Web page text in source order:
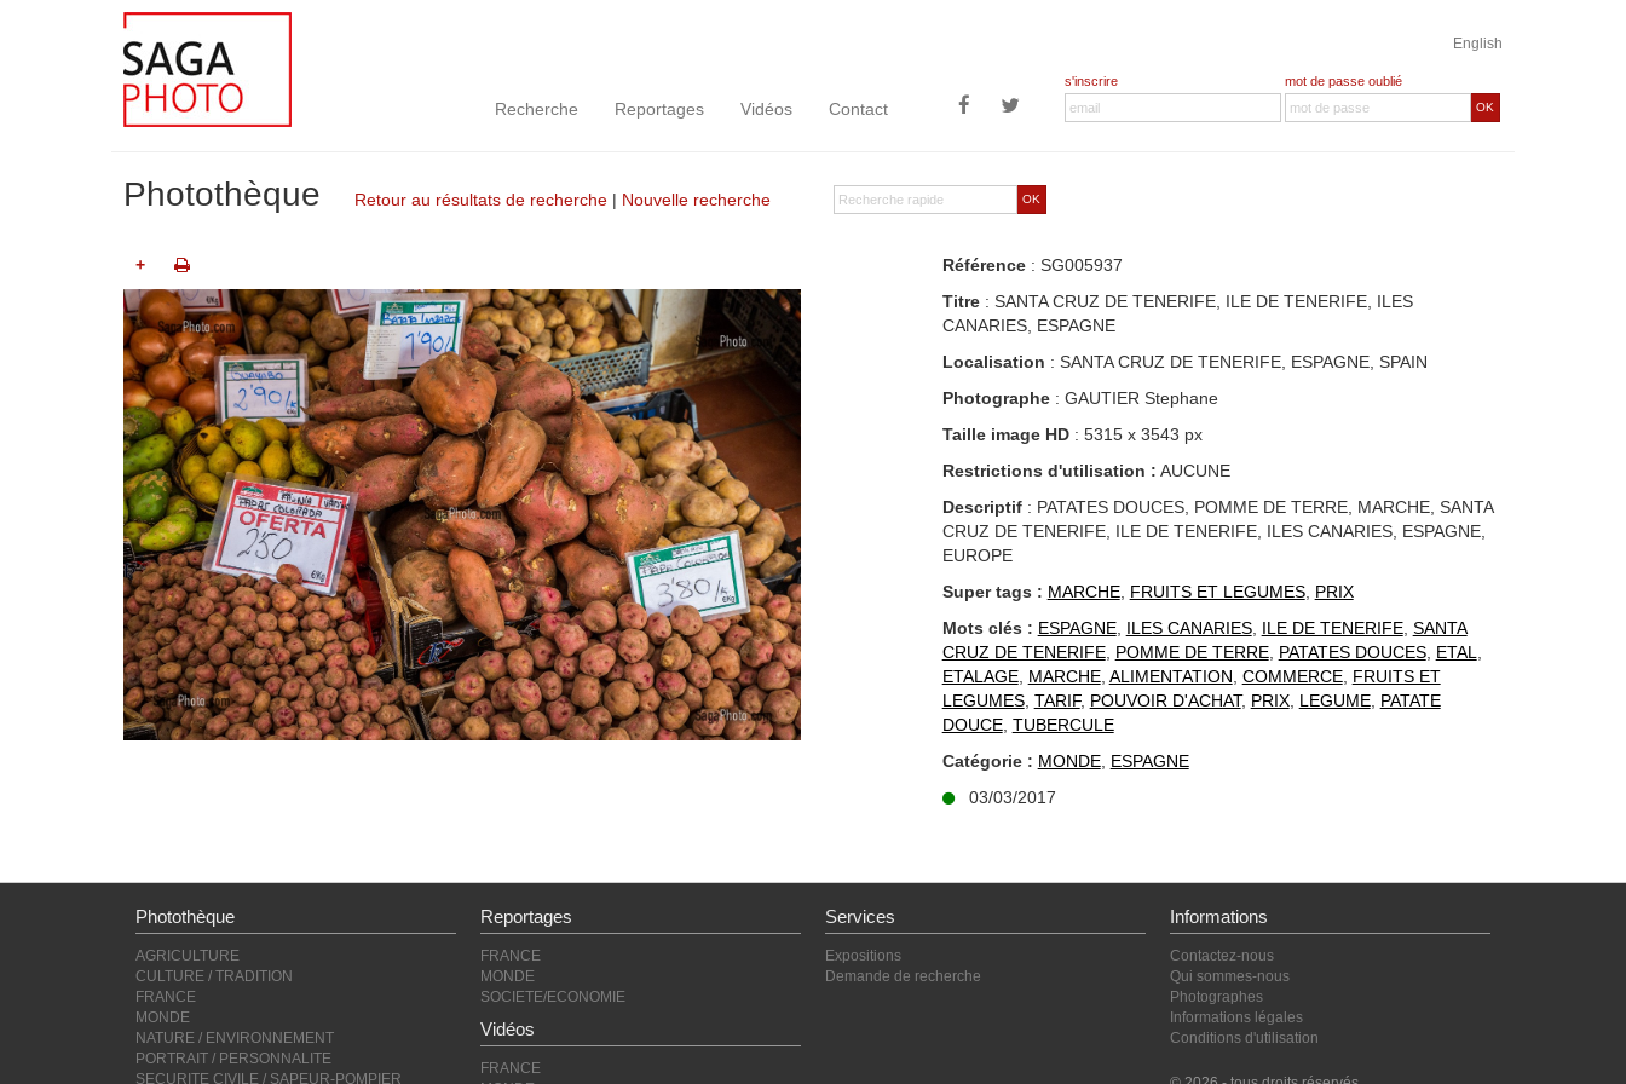
English
Recherche Reportages Vidéos Contact
s'inscrire mot de passe oublié
OK
OK
Photothèque Retour au résultats de recherche | Nouvelle recherche
+ Référence: SG005937
Titre: SANTA CRUZ DE TENERIFE, ILE DE TENERIFE, ILES
CANARIES, ESPAGNE
Localisation : SANTA CRUZ DE TENERIFE, ESPAGNE, SPAIN
Photographe: GAUTIER Stephane
Taille image HD: 5315 x 3543 px
Restrictions d'utilisation : AUCUNE
Descriptif: PATATES DOUCES, POMME DE TERRE, MARCHE, SANTA
CRUZ DE TENERIFE, ILE DE TENERIFE, ILES CANARIES, ESPAGNE,
EUROPE
Super tags : MARCHE, FRUITS ET LEGUMES, PRIX
Mots clés : ESPAGNE, ILES CANARIES, ILE DE TENERIFE, SANTA
CRUZ DE TENERIFE, POMME DE TERRE, PATATES DOUCES, ETAL
ETALAGE, MARCHE, ALIMENTATION COMMERCE, FRUITS ET
LEGUMES, TARIF, POUVOIR D'ACHAT, PRIX, LEGUME, PATATE
DOUCE, TUBERCULE
Catégorie : MONDE, ESPAGNE
03/03/2017
Photothèque
AGRICULTURE
CULTURE / TRADITION
FRANCE
MONDE
NATURE / ENVIRONNEMENT
PORTRAIT / PERSONNALITE
SECURITE CIVILE / SAPEUR-POMPIER
Reportages
FRANCE
MONDE
SOCIETE/ECONOMIE
Vidéos
FRANCE
Services
Expositions
Demande de recherche
Informations
Contactez-nous
Qui sommes-nous
Photographes
Informations légales
Conditions d'utilisation